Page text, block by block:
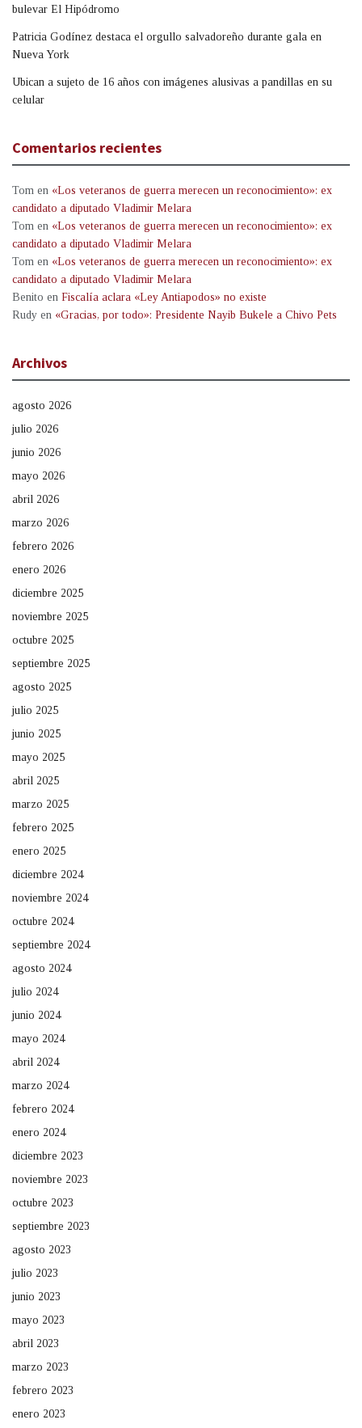
bulevar El Hipódromo
Patricia Godínez destaca el orgullo salvadoreño durante gala en
Nueva York
Ubican a sujeto de 16 años con imágenes alusivas a pandillas en su
celular
Comentarios recientes
Tom en «Los veteranos de guerra merecen un reconocimiento»: ex
candidato a diputado Vladimir Melara
Tom en «Los veteranos de guerra merecen un reconocimiento»: ex
candidato a diputado Vladimir Melara
Tom en «Los veteranos de guerra merecen un reconocimiento»: ex
candidato a diputado Vladimir Melara
Benito en Fiscalía aclara «Ley Antiapodos» no existe
Rudy en «Gracias, por todo»: Presidente Nayib Bukele a Chivo Pets
Archivos
agosto 2026
julio 2026
junio 2026
mayo 2026
abril 2026
marzo 2026
febrero 2026
enero 2026
diciembre 2025
noviembre 2025
octubre 2025
septiembre 2025
agosto 2025
julio 2025
junio 2025
mayo 2025
abril 2025
marzo 2025
febrero 2025
enero 2025
diciembre 2024
noviembre 2024
octubre 2024
septiembre 2024
agosto 2024
julio 2024
junio 2024
mayo 2024
abril 2024
marzo 2024
febrero 2024
enero 2024
diciembre 2023
noviembre 2023
octubre 2023
septiembre 2023
agosto 2023
julio 2023
junio 2023
mayo 2023
abril 2023
marzo 2023
febrero 2023
enero 2023